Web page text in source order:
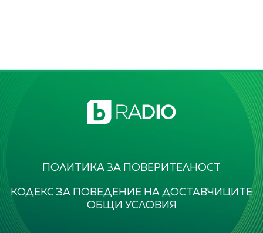
ПОЛИТИКА ЗА ПОВЕРИТЕЛНОСТ
КОДЕКС ЗА ПОВЕДЕНИЕ НА ДОСТАВЧИЦИТЕ
ОБЩИ УСЛОВИЯ